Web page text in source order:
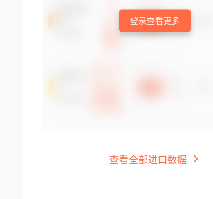
登录查看更多
查看全部进口数据